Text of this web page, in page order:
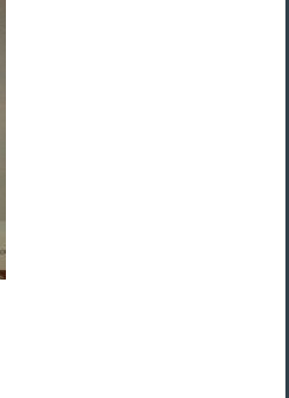
marketing de
(SEO) et IA (GEO)